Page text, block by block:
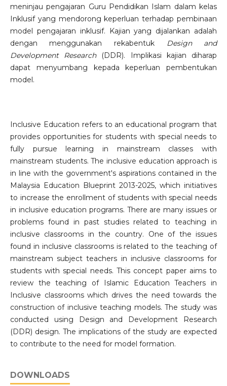
meninjau pengajaran Guru Pendidikan Islam dalam kelas
Inklusif yang mendorong keperluan terhadap pembinaan
model pengajaran inklusif. Kajian yang dijalankan adalah
dengan menggunakan rekabentuk Design and
Development Research (DDR). Implikasi kajian diharap
dapat menyumbang kepada keperluan pembentukan
model.
Inclusive Education refers to an educational program that
provides opportunities for students with special needs to
fully pursue learning in mainstream classes with
mainstream students. The inclusive education approach is
in line with the government's aspirations contained in the
Malaysia Education Blueprint 2013-2025, which initiatives
to increase the enrollment of students with special needs
in inclusive education programs. There are many issues or
problems found in past studies related to teaching in
inclusive classrooms in the country. One of the issues
found in inclusive classrooms is related to the teaching of
mainstream subject teachers in inclusive classrooms for
students with special needs. This concept paper aims to
review the teaching of Islamic Education Teachers in
Inclusive classrooms which drives the need towards the
construction of inclusive teaching models. The study was
conducted using Design and Development Research
(DDR) design. The implications of the study are expected
to contribute to the need for model formation.
DOWNLOADS